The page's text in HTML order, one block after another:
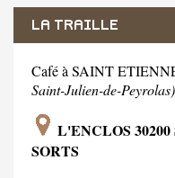
LA TRAILLE
Café à SAINT
Saint-Julien-de-Peyrolas)
L'ENCLOS
SORTS